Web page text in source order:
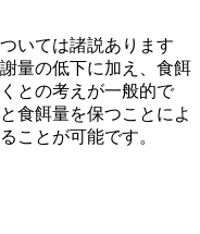
いては諸説あります
量の低下に加え、食餌
との考えが一般的で
食餌量を保つことによ
ことが可能です。